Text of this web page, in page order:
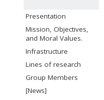
Presentation
Mission, Objectives,
and Moral Values.
Infrastructure
Lines of research
Group Members
[News]